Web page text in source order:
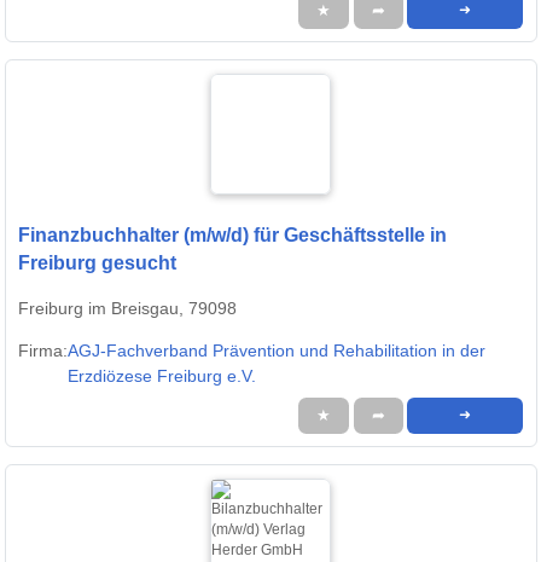
★ ➦ ➜
Finanzbuchhalter (m/w/d) für Geschäftsstelle in
Freiburg gesucht
Freiburg im Breisgau, 79098
Firma:AGJ-Fachverband Prävention und Rehabilitation in der
Erzdiözese Freiburg e.V.
★ ➦ ➜